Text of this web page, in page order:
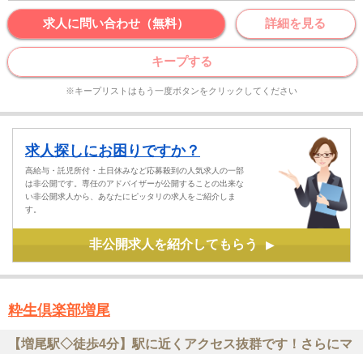
求人に問い合わせ（無料） 詳細を見る
キープする
※キープリストはもう一度ボタンをクリックしてください
求人探しにお困りですか？
高給与・託児所付・土日休みなど応募殺到の人気求人の一部
は非公開です。専任のアドバイザーが公開することの出来な
い非公開求人から、あなたにピッタリの求人をご紹介しま
す。
非公開求人を紹介してもらう ▶
粋生倶楽部増尾
【増尾駅◇徒歩4分】駅に近くアクセス抜群です！さらにマ